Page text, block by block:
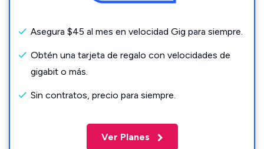
Asegura $45 al mes en velocidad Gig para siempre.
Obtén una tarjeta de regalo con velocidades de
gigabit o más.
Sin contratos, precio para siempre.
Ver Planes